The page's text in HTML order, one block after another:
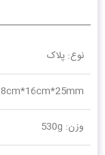
نوع: پلاک
8cm*16cm*25mm
وزن: 530g